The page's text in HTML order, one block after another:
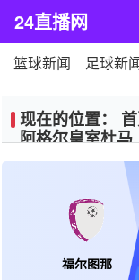
24直播网
篮球新闻 足球新
现在的位置：
阿格尔皇室杜马
福尔图那